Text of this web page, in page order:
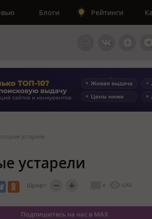
Блоги Рейтинги
устарели
устарели
Шрифт: 0 6265
Подпишитесь на нас в MAX